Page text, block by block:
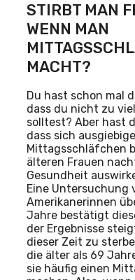
STIRBT MAN
WENN MAN
MACHT?
Du hast schon mal
dass du nicht zu
solltest? Aber hast
dass sich ausgiebige
Mittagsschläfchen
älteren Frauen
Gesundheit
Eine Untersuchung
Amerikanerinnen
Jahre bestätigt
der Ergebnisse
dieser Zeit zu
die älter als 69
sie häufig einen